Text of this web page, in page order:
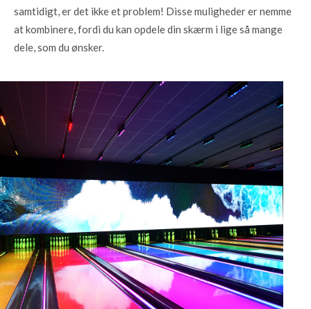
samtidigt, er det ikke et problem! Disse muligheder er nemme
at kombinere, fordi du kan opdele din skærm i lige så mange
dele, som du ønsker.